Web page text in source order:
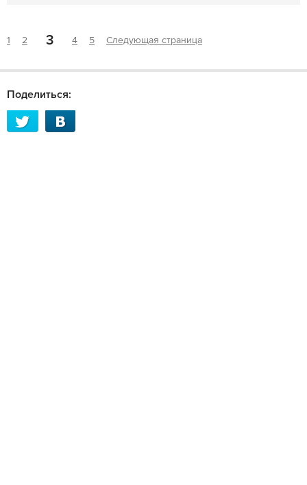
1 2 3 4 5 Следующая страница
Поделиться: